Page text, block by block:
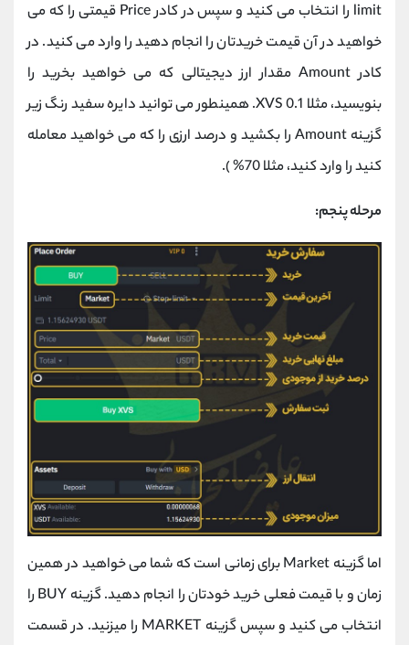
limit را انتخاب می کنید و سپس در کادر Price قیمتی را که می
خواهید در آن قیمت خریدتان را انجام دهید را وارد می کنید. در
کادر Amount مقدار ارز دیجیتالی که می خواهید بخرید را
بنویسید، مثلا 0.1 XVS. همینطور می توانید دایره سفید رنگ زیر
گزینه Amount را بکشید و درصد ارزی را که می خواهید معامله
کنید را وارد کنید، مثلا 70% ).
مرحله پنجم:
اما گزینه Market برای زمانی است که شما می خواهید در همین
زمان و با قیمت فعلی خرید خودتان را انجام دهید. گزینه BUY را
انتخاب می کنید و سپس گزینه MARKET را میزنید. در قسمت